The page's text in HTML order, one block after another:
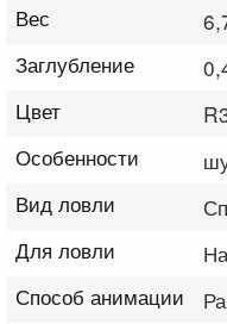
Вес
Заглубление
Цвет
Особенности
Вид ловли
Для ловли
Способ анимации